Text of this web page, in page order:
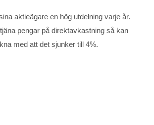
aktieägare en hög utdelning varje år.
pengar på direktavkastning så kan
med att det sjunker till 4%.